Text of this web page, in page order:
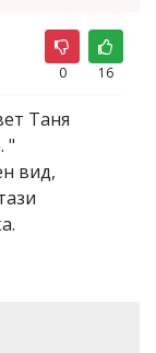
0 16
Таня
"
вид,